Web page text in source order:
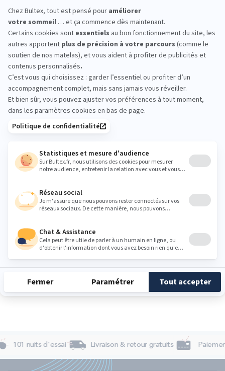
MEUBLES DURIF : essayez
avant d’acheter
Prenez le temps d’essayer plusieurs matelas en
magasin. Allongez‑vous quelques minutes, changez
de position, comparez les sensations. Ces tests
simples aident à valider le bon confort avant de
passer commande.
meubles.durif@sfr.fr
Heures
Lundi 14:00 - 19:00
Mercredi 14:00 - 19:00
09:30 - 12:00
Vendredi
Samedi 09:30 - 12:00 14:00 - 19:00
101 nuits d'essai Livraison & retour gratuits